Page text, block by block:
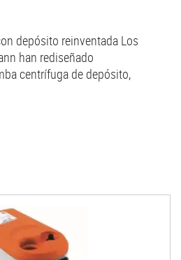
depósito reinventada Los
han rediseñado
centrífuga de depósito,